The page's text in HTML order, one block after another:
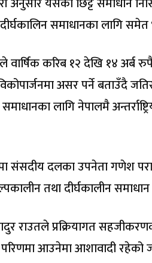
समाधानका लागि समेत
करिब १२ देखि १४ अर्ब
असर पर्ने बताउँदै
लागि नेपालमै
संसदीय दलका उपनेता गणेश
तथा दीर्घकालीन समाधान
राउतले प्रक्रियागत
आउनेमा आशावादी रहेको